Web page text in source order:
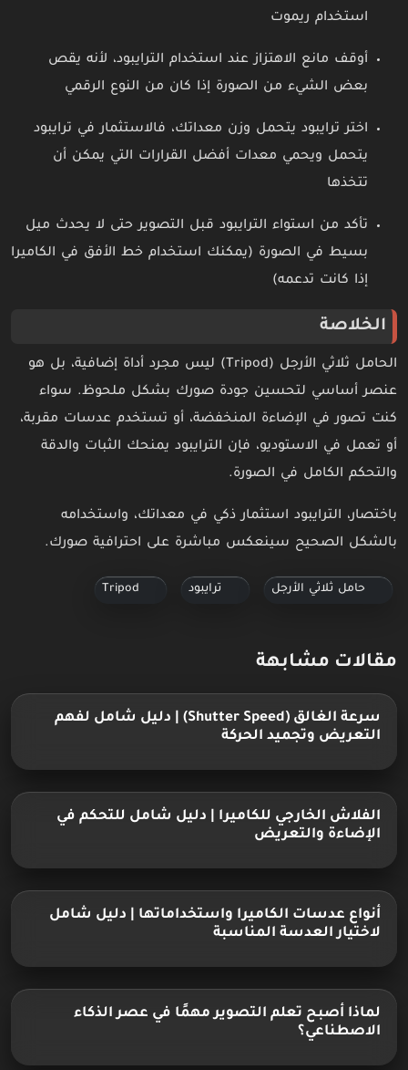
استخدام ريموت
أوقف مانع الاهتزاز عند استخدام الترايبود، لأنه يقص
بعض الشيء من الصورة إذا كان من النوع الرقمي
اختر ترايبود يتحمل وزن معداتك، فالاستثمار في ترايبود
يتحمل ويحمي معدات أفضل القرارات التي يمكن أن
تتخذها
تأكد من استواء الترايبود قبل التصوير حتى لا يحدث ميل
بسيط في الصورة (يمكنك استخدام خط الأفق في الكاميرا
إذا كانت تدعمه)
الخلاصة
الحامل ثلاثي الأرجل (Tripod) ليس مجرد أداة إضافية، بل هو
عنصر أساسي لتحسين جودة صورك بشكل ملحوظ. سواء
كنت تصور في الإضاءة المنخفضة، أو تستخدم عدسات مقربة،
أو تعمل في الاستوديو، فإن الترايبود يمنحك الثبات والدقة
والتحكم الكامل في الصورة.
باختصار، الترايبود استثمار ذكي في معداتك، واستخدامه
بالشكل الصحيح سينعكس مباشرة على احترافية صورك.
حامل ثلاثي الأرجل ترايبود
مقالات مشابهة
سرعة الغالق (Shutter Speed) | دليل شامل لفهم
التعريض وتجميد الحركة
الفلاش الخارجي للكاميرا | دليل شامل للتحكم في
الإضاءة والتعريض
أنواع عدسات الكاميرا واستخداماتها | دليل شامل
لاختيار العدسة المناسبة
لماذا أصبح تعلم التصوير مهمًا في عصر الذكاء
الاصطناعي؟